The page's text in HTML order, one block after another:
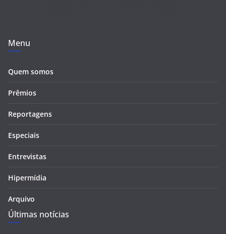
Menu
Quem somos
Prêmios
Reportagens
Especiais
Entrevistas
Hipermídia
Arquivo
Últimas notícias